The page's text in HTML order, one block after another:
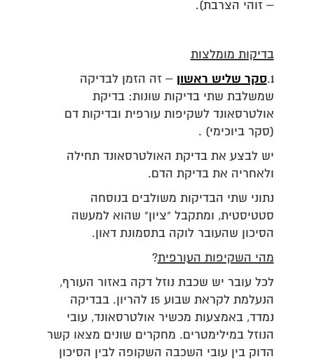
– זוהי הצרבת).
בדיקות מומלצות
1. סקר שליש ראשון
– זה הזמן לבדיקה
שמשלבת שתי בדיקות שונות: בדיקת
אולטרסאונד לשקיפות עורפית ובדיקות דם
(סקר ביוכימי) .
יש לבצע את בדיקת האולטרסאונד תחילה
ולאחריה את בדיקת הדם.
נתוני שתי הבדיקות משולבים בנוסחה
סטטיסטית, ומתקבל "ציון" שהוא למעשה
הסיכון שהעובר לוקה בתסמונת דאון.
מהי השקיפות העורפית?
לכל עובר יש שכבת נוזל דקה באזור העורף,
הנעלמת לקראת שבוע 15 להריון. בבדיקה
נמדד, באמצעות מכשיר אולטרסאונד, עובי
הנוזל במילימטרים. מחקרים שונים מצאו קשר
הדוק בין עובי השכבה השקופה לבין הסיכון